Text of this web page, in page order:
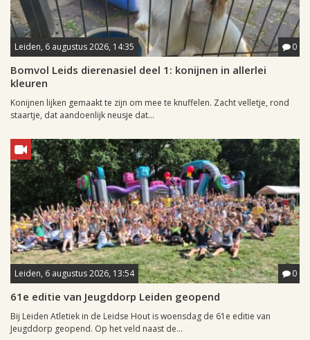
Leiden, 6 augustus 2026, 14:35 0
Bomvol Leids dierenasiel deel 1: konijnen in allerlei
kleuren
Konijnen lijken gemaakt te zijn om mee te knuffelen. Zacht velletje, rond
staartje, dat aandoenlijk neusje dat...
Leiden, 6 augustus 2026, 13:54 0
61e editie van Jeugddorp Leiden geopend
Bij Leiden Atletiek in de Leidse Hout is woensdag de 61e editie van
Jeugddorp geopend. Op het veld naast de...